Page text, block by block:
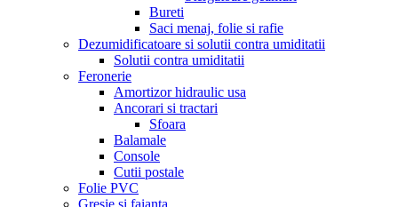
Bureti
Saci menaj, folie si rafie
Dezumidificatoare si solutii contra umiditatii
Solutii contra umiditatii
Feronerie
Amortizor hidraulic usa
Ancorari si tractari
Sfoara
Balamale
Console
Cutii postale
Folie PVC
Gresie si faianta